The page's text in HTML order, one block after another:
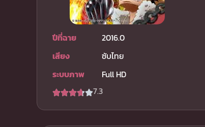
ปีที่ฉาย
2016.0
เสียง
ซับไทย
ระบบภาพ
Full HD
7.3